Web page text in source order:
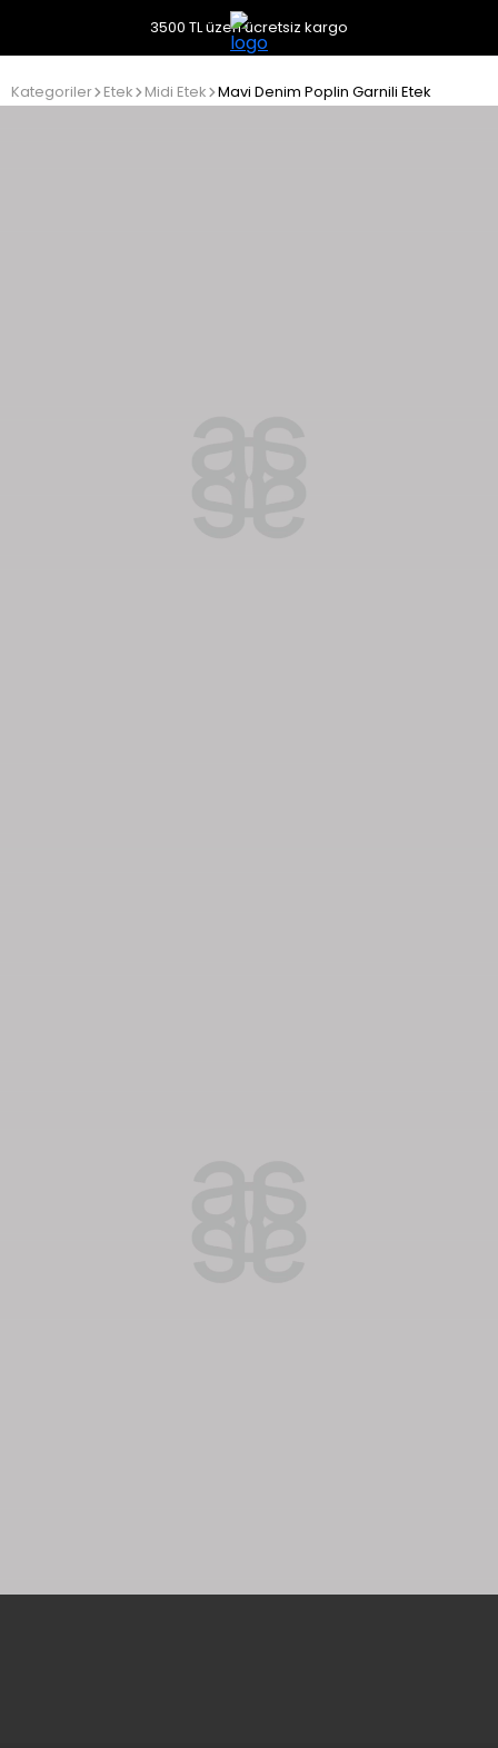
3500 TL üzeri ücretsiz kargo
Kategoriler Etek Midi Etek Mavi Denim Poplin Garnili Etek